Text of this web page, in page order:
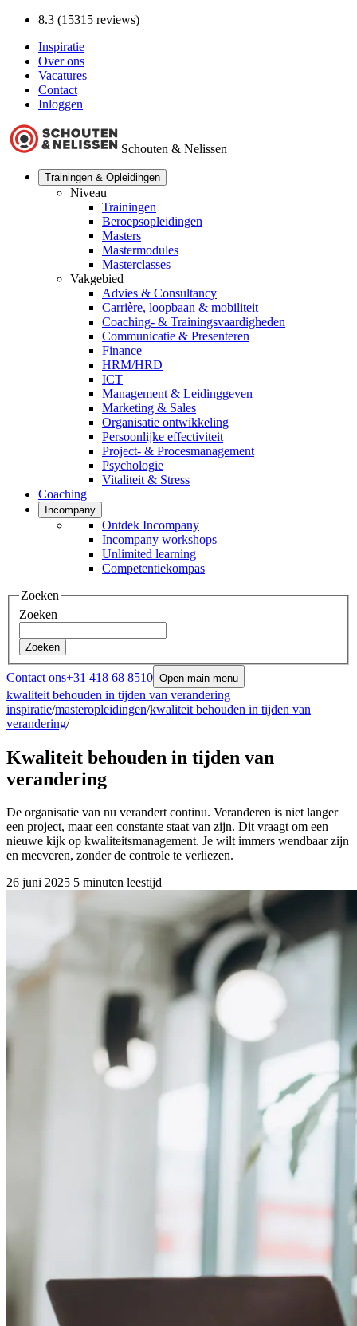
8.3 (15315 reviews)
Inspiratie
Over ons
Vacatures
Contact
Inloggen
Schouten & Nelissen
Trainingen & Opleidingen
Niveau
Trainingen
Beroepsopleidingen
Masters
Mastermodules
Masterclasses
Vakgebied
Advies & Consultancy
Carrière, loopbaan & mobiliteit
Coaching- & Trainingsvaardigheden
Communicatie & Presenteren
Finance
HRM/HRD
ICT
Management & Leidinggeven
Marketing & Sales
Organisatie ontwikkeling
Persoonlijke effectiviteit
Project- & Procesmanagement
Psychologie
Vitaliteit & Stress
Coaching
Incompany
Ontdek Incompany
Incompany workshops
Unlimited learning
Competentiekompas
Zoeken
Zoeken
Zoeken
Contact ons+31 418 68 8510 Open main menu
kwaliteit behouden in tijden van verandering
inspiratie/masteropleidingen/kwaliteit behouden in tijden van
verandering/
Kwaliteit behouden in tijden van
verandering
De organisatie van nu verandert continu. Veranderen is niet langer
een project, maar een constante staat van zijn. Dit vraagt om een
nieuwe kijk op kwaliteitsmanagement. Je wilt immers wendbaar zijn
en meeveren, zonder de controle te verliezen.
26 juni 2025 5 minuten leestijd